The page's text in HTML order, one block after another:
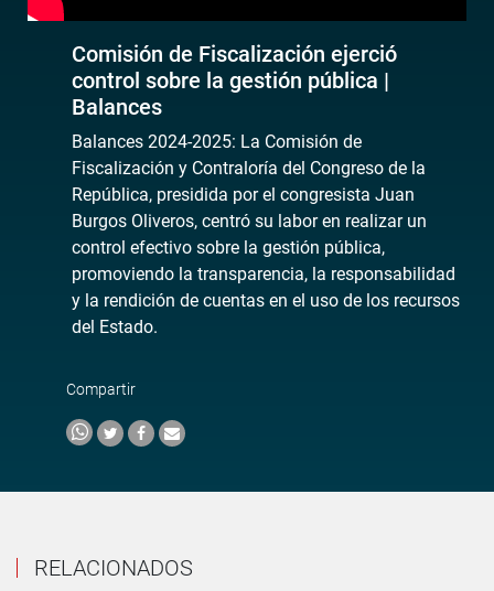
Comisión de Fiscalización ejerció
control sobre la gestión pública |
Balances
Balances 2024-2025: La Comisión de
Fiscalización y Contraloría del Congreso de la
República, presidida por el congresista Juan
Burgos Oliveros, centró su labor en realizar un
control efectivo sobre la gestión pública,
promoviendo la transparencia, la responsabilidad
y la rendición de cuentas en el uso de los recursos
del Estado.
Compartir
RELACIONADOS